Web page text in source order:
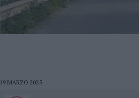
19 MARZO 2025